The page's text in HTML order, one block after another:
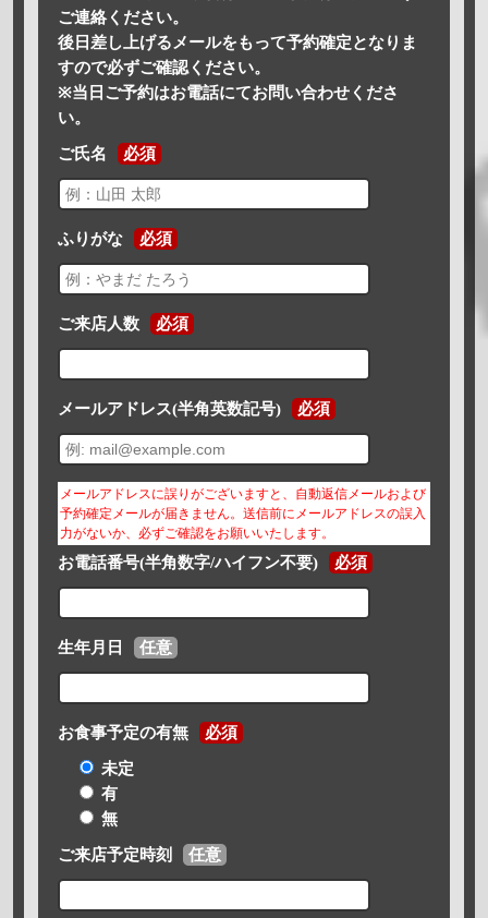
ご連絡ください。
後日差し上げるメールをもって予約確定となりま
すので必ずご確認ください。
※当日ご予約はお電話にてお問い合わせくださ
い。
ご氏名 必須
ふりがな 必須
ご来店人数 必須
メールアドレス(半角英数記号) 必須
メールアドレスに誤りがございますと、自動返信メールおよび
予約確定メールが届きません。送信前にメールアドレスの誤入
力がないか、必ずご確認をお願いいたします。
お電話番号(半角数字/ハイフン不要) 必須
生年月日 任意
お食事予定の有無 必須
未定
有
無
ご来店予定時刻 任意